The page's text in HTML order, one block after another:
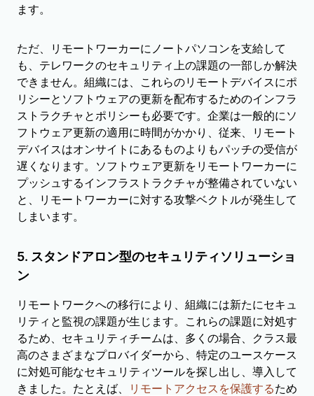
ます。
ただ、リモートワーカーにノートパソコンを支給して
も、テレワークのセキュリティ上の課題の一部しか解決
できません。組織には、これらのリモートデバイスにポ
リシーとソフトウェアの更新を配布するためのインフラ
ストラクチャとポリシーも必要です。企業は一般的にソ
フトウェア更新の適用に時間がかかり、従来、リモート
デバイスはオンサイトにあるものよりもパッチの受信が
遅くなります。ソフトウェア更新をリモートワーカーに
プッシュするインフラストラクチャが整備されていない
と、リモートワーカーに対する攻撃ベクトルが発生して
しまいます。
5. スタンドアロン型のセキュリティソリューショ
ン
リモートワークへの移行により、組織には新たにセキュ
リティと監視の課題が生じます。これらの課題に対処す
るため、セキュリティチームは、多くの場合、クラス最
高のさまざまなプロバイダーから、特定のユースケース
に対処可能なセキュリティツールを探し出し、導入して
きました。たとえば、
リモートアクセスを保護するため